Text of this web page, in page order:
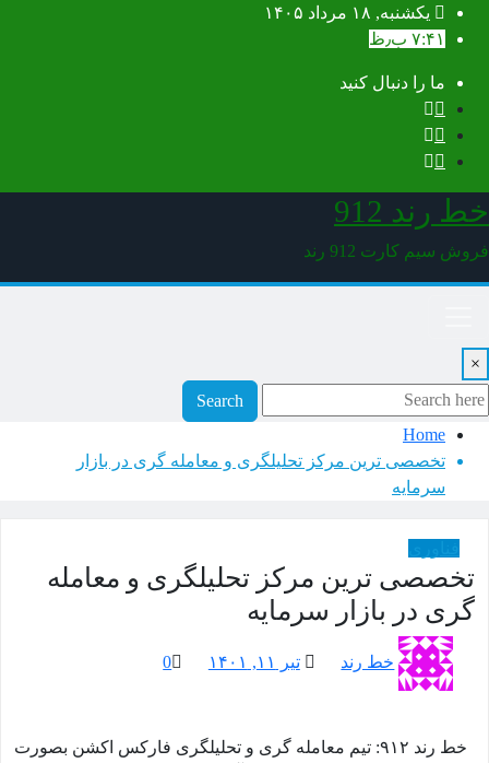
یکشنبه, ۱۸ مرداد ۱۴۰۵
۷:۴۱ ب٫ظ
ما را دنبال کنید
رند 912
سیم کارت 912 رند
Search
Home
تخصصی ترین مرکز تحلیلگری و معامله گری در بازار
سرمایه
تخصصی ترین مرکز تحلیلگری و معامله
گری در بازار سرمایه
خط رند تیر ۱۱, ۱۴۰۱ 0
خط رند ۹۱۲: تیم معامله گری و تحلیلگری فارکس اکشن بصورت